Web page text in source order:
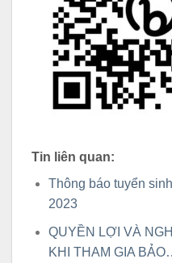
Tin liên quan:
Thông báo tuyển
2023
QUYỀN LỢI VÀ
KHI THAM GIA